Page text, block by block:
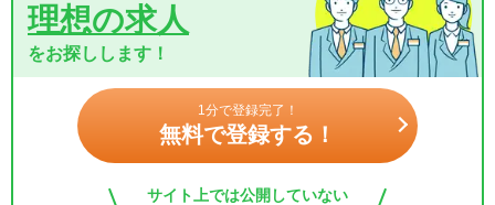
理想の求人
をお探しします！
1分で登録完了！
無料で登録する！
サイト上では公開していない